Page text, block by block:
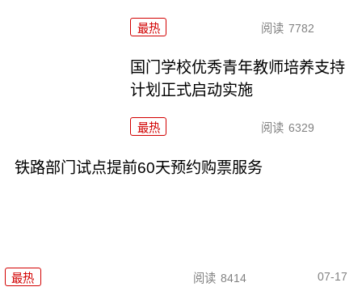
最热 阅读 7782
国门学校优秀青年教师培养支持
计划正式启动实施
最热 阅读 6329
铁路部门试点提前60天预约购票服务
最热 阅读 8414 07-17